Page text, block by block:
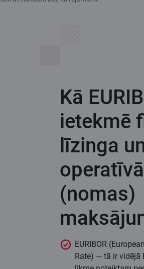
Kā
ietekmē
līzinga
(nomas)
EURIBOR
Rate) — tā ir vidējā